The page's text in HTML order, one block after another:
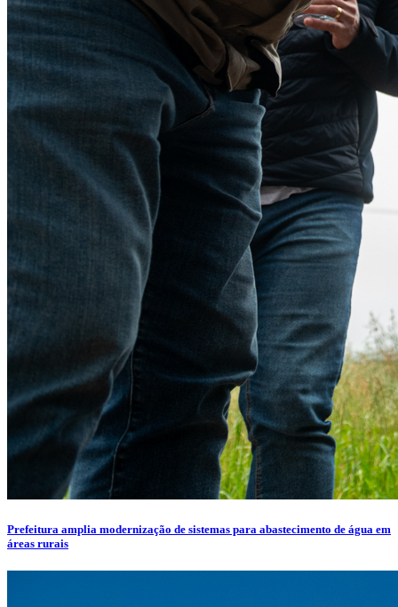
Prefeitura amplia modernização de sistemas para abastecimento de água em
áreas rurais